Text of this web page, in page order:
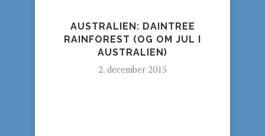
AUSTRALIEN: DAINTREE
RAINFOREST (OG OM JUL I
AUSTRALIEN)
2. december 2015